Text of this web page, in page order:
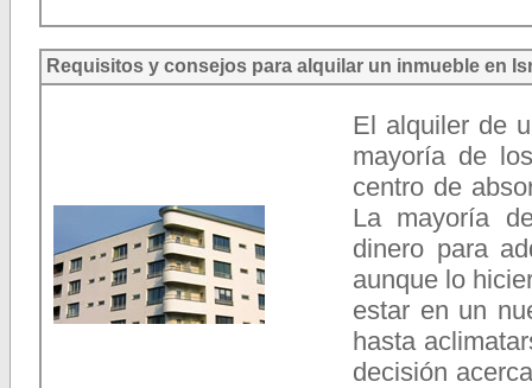
Requisitos y consejos para alquilar un inmueble en
El alquiler de
mayoría de
centro de
La mayoría
dinero para
aunque lo
estar en un
hasta
decisión